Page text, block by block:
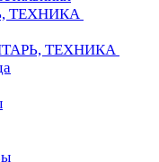
ТЕХНИКА
ТЕХНИКА